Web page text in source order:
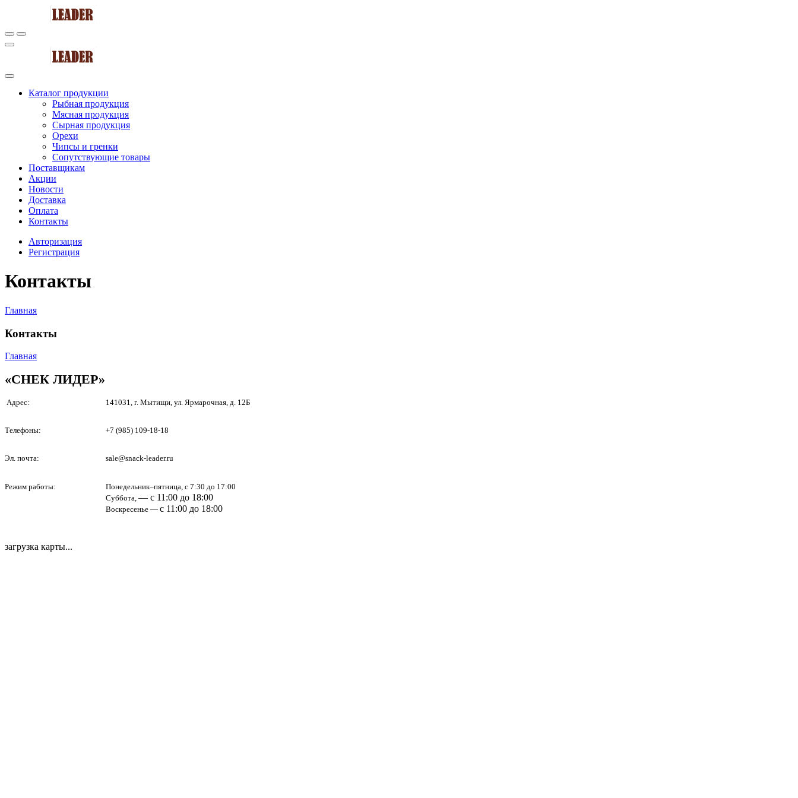
Каталог продукции
Рыбная продукция
Мясная продукция
Сырная продукция
Орехи
Чипсы и гренки
Сопутствующие товары
Поставщикам
Акции
Новости
Доставка
Оплата
Контакты
Авторизация
Регистрация
Контакты
Главная
Контакты
Главная
«СНЕК ЛИДЕР»
Адрес: 141031, г. Мытищи, ул. Ярмарочная, д. 12Б
Телефоны: +7 (985) 109-18-18
Эл. почта: sale@snack-leader.ru
Режим работы:
Понедельник–пятница, с 7:30 до 17:00
Суббота, — с 11:00 до 18:00
Воскресенье — с 11:00 до 18:00
загрузка карты...